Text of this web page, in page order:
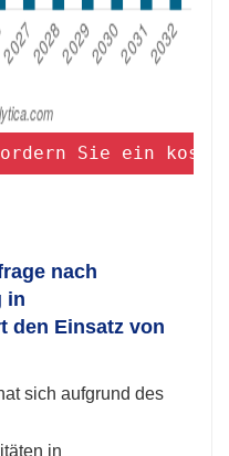
Sie ein
nach
in
den Einsatz von
sich aufgrund des
in